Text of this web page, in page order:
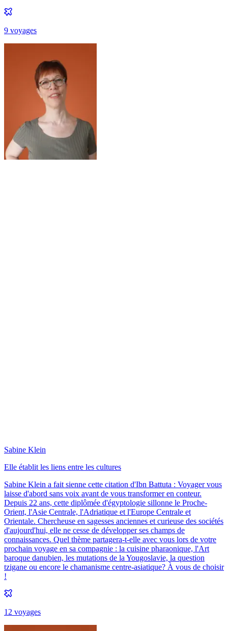
9 voyages
Sabine Klein
Elle établit les liens entre les cultures
Sabine Klein a fait sienne cette citation d'Ibn Battuta : Voyager vous
laisse d'abord sans voix avant de vous transformer en conteur.
Depuis 22 ans, cette diplômée d'égyptologie sillonne le Proche-
Orient, l'Asie Centrale, l'Adriatique et l'Europe Centrale et
Orientale. Chercheuse en sagesses anciennes et curieuse des sociétés
d'aujourd'hui, elle ne cesse de développer ses champs de
connaissances. Quel thème partagera-t-elle avec vous lors de votre
prochain voyage en sa compagnie : la cuisine pharaonique, l'Art
baroque danubien, les mutations de la Yougoslavie, la question
tzigane ou encore le chamanisme centre-asiatique? À vous de choisir
!
12 voyages